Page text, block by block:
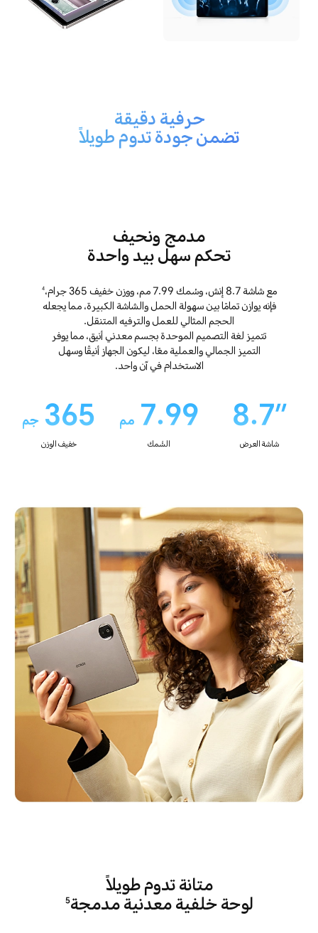
حرفية دقيقة
تضمن جودة تدوم طويلاً
مدمج ونحيف
تحكم سهل بيد واحدة
مع شاشة 8.7 إنش، وسُمك 7.99 مم، ووزن خفيف 365 جرام، 4
فإنه يوازن تمامًا بين سهولة الحمل والشاشة الكبيرة، مما يجعله
الحجم المثالي للعمل والترفيه المتنقل.
تتميز لغة التصميم الموحدة بجسم معدني أنيق، مما يوفر
التميز الجمالي والعملية معًا، ليكون الجهاز أنيقًا وسهل
الاستخدام في آن واحد.
8.7″
شاشة العرض
7.99 مم
السُّمك
365 جم
خفيف الوزن
متانة تدوم طويلاً
لوحة خلفية معدنية مدمجة5